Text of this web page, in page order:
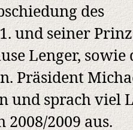
des
und seiner
Lenger, sowie
Präsident
und sprach viel
2008/2009 aus.